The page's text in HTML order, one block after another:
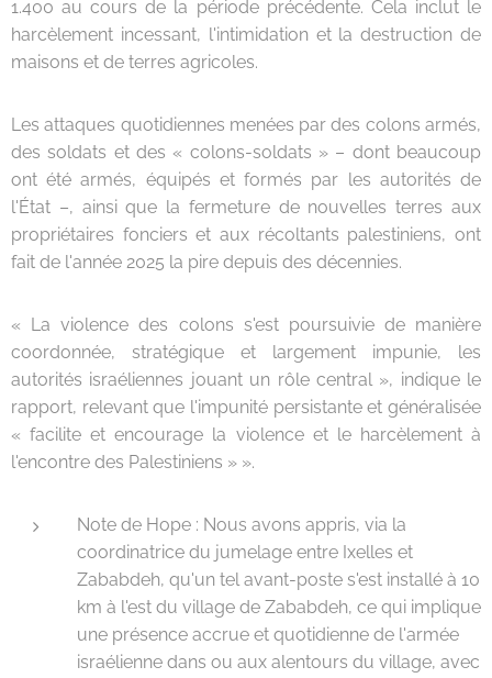
1.400 au cours de la période précédente. Cela inclut le
harcèlement incessant, l'intimidation et la destruction de
maisons et de terres agricoles.
Les attaques quotidiennes menées par des colons armés,
des soldats et des « colons-soldats » – dont beaucoup
ont été armés, équipés et formés par les autorités de
l'État –, ainsi que la fermeture de nouvelles terres aux
propriétaires fonciers et aux récoltants palestiniens, ont
fait de l'année 2025 la pire depuis des décennies.
« La violence des colons s'est poursuivie de manière
coordonnée, stratégique et largement impunie, les
autorités israéliennes jouant un rôle central », indique le
rapport, relevant que l'impunité persistante et généralisée
« facilite et encourage la violence et le harcèlement à
l'encontre des Palestiniens » ».
Note de Hope : Nous avons appris, via la
coordinatrice du jumelage entre Ixelles et
Zababdeh, qu'un tel avant-poste s'est installé à 10
km à l'est du village de Zababdeh, ce qui implique
une présence accrue et quotidienne de l'armée
israélienne dans ou aux alentours du village, avec